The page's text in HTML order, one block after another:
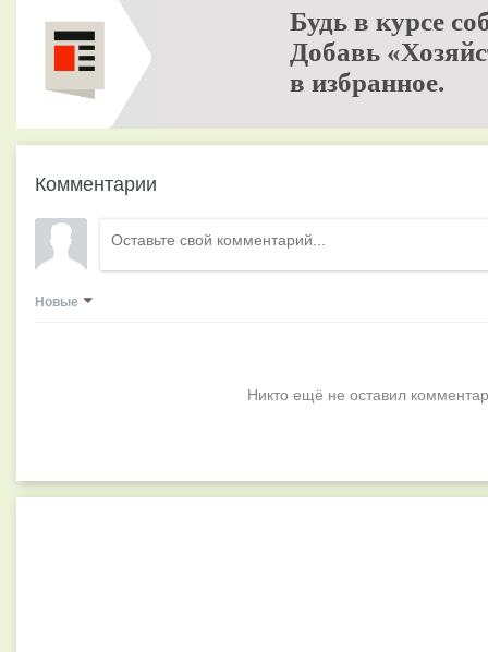
Будь в курсе
Добавь
в избранное.
Комментарии
Новые
Никто ещё не оставил